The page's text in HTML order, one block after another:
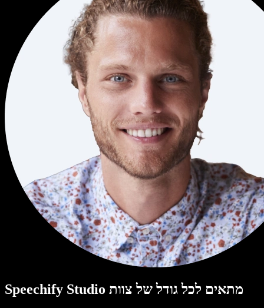
Speechify Studio מתאים לכל גודל של צוות